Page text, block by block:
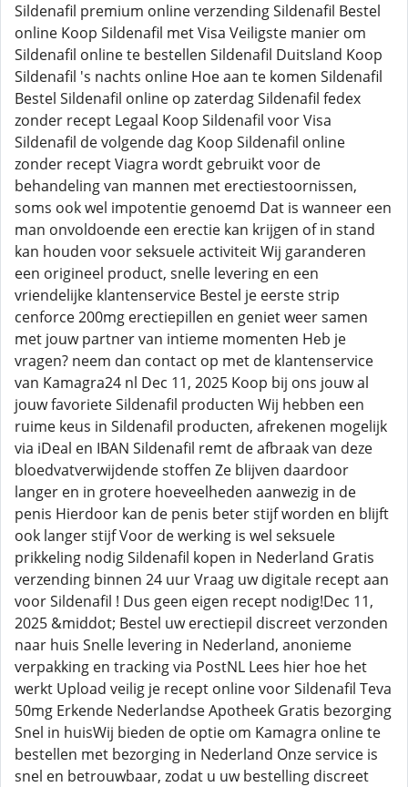
Sildenafil premium online verzending Sildenafil Bestel
online Koop Sildenafil met Visa Veiligste manier om
Sildenafil online te bestellen Sildenafil Duitsland Koop
Sildenafil 's nachts online Hoe aan te komen Sildenafil
Bestel Sildenafil online op zaterdag Sildenafil fedex
zonder recept Legaal Koop Sildenafil voor Visa
Sildenafil de volgende dag Koop Sildenafil online
zonder recept Viagra wordt gebruikt voor de
behandeling van mannen met erectiestoornissen,
soms ook wel impotentie genoemd Dat is wanneer een
man onvoldoende een erectie kan krijgen of in stand
kan houden voor seksuele activiteit Wij garanderen
een origineel product, snelle levering en een
vriendelijke klantenservice Bestel je eerste strip
cenforce 200mg erectiepillen en geniet weer samen
met jouw partner van intieme momenten Heb je
vragen? neem dan contact op met de klantenservice
van Kamagra24 nl Dec 11, 2025 Koop bij ons jouw al
jouw favoriete Sildenafil producten Wij hebben een
ruime keus in Sildenafil producten, afrekenen mogelijk
via iDeal en IBAN Sildenafil remt de afbraak van deze
bloedvatverwijdende stoffen Ze blijven daardoor
langer en in grotere hoeveelheden aanwezig in de
penis Hierdoor kan de penis beter stijf worden en blijft
ook langer stijf Voor de werking is wel seksuele
prikkeling nodig Sildenafil kopen in Nederland Gratis
verzending binnen 24 uur Vraag uw digitale recept aan
voor Sildenafil ! Dus geen eigen recept nodig!Dec 11,
2025 &middot; Bestel uw erectiepil discreet verzonden
naar huis Snelle levering in Nederland, anonieme
verpakking en tracking via PostNL Lees hier hoe het
werkt Upload veilig je recept online voor Sildenafil Teva
50mg Erkende Nederlandse Apotheek Gratis bezorging
Snel in huisWij bieden de optie om Kamagra online te
bestellen met bezorging in Nederland Onze service is
snel en betrouwbaar, zodat u uw bestelling discreet